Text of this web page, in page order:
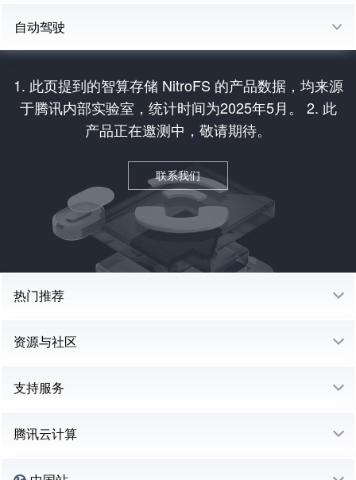
自动驾驶
1. 此页提到的智算存储 NitroFS 的产品数据，均来源
于腾讯内部实验室，统计时间为2025年5月。 2. 此
产品正在邀测中，敬请期待。
联系我们
热门推荐
资源与社区
支持服务
腾讯云计算